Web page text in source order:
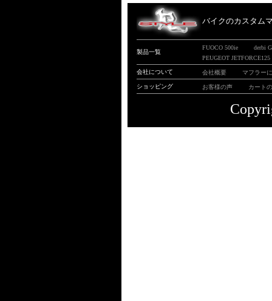
バイクのカスタム
製品一覧
FUOCO 500ie
derbi
PEUGEOT JETFORCE125
会社について 会社概要 マフラー
ショッピング お客様の声 カート